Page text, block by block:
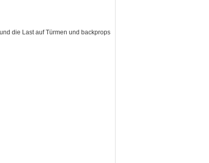
die Last auf Türmen und backprops